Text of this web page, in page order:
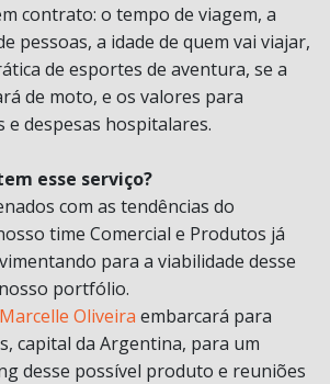
contrato: o tempo de viagem, a
pessoas, a idade de quem vai viajar,
de esportes de aventura, se a
de moto, e os valores para
e despesas hospitalares.
esse serviço?
com as tendências do
time Comercial e Produtos já
para a viabilidade desse
portfólio.
Marcelle Oliveira embarcará para
capital da Argentina, para um
desse possível produto e reuniões